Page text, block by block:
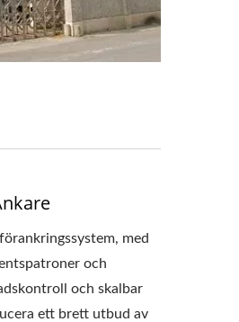
med
och
och skalbar
ett brett utbud av